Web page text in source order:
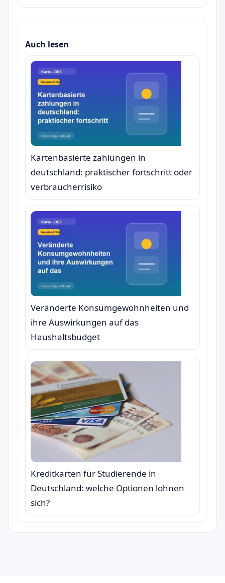
Auch lesen
Kartenbasierte zahlungen in
deutschland: praktischer fortschritt oder
verbraucherrisiko
Veränderte Konsumgewohnheiten und
ihre Auswirkungen auf das
Haushaltsbudget
Kreditkarten für Studierende in
Deutschland: welche Optionen lohnen
sich?